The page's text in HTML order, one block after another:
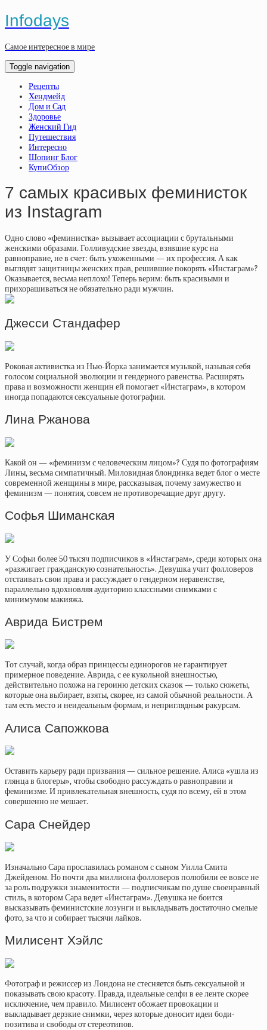
Infodays
Самое интересное в мире
Toggle navigation
Рецепты
Хендмейд
Дом и Сад
Здоровье
Женский Гид
Путешествия
Интересно
Шопинг Блог
КупиОбзор
7 самых красивых феминисток
из Instagram
Одно слово «феминистка» вызывает ассоциации с брутальными
женскими образами. Голливудские звезды, взявшие курс на
равноправие, не в счет: быть ухоженными — их профессия. А как
выглядят защитницы женских прав, решившие покорять «Инстаграм»?
Оказывается, весьма неплохо! Теперь верим: быть красивыми и
прихорашиваться не обязательно ради мужчин.
Джесси Стандафер
Роковая активистка из Нью-Йорка занимается музыкой, называя себя
голосом социальной эволюции и гендерного равенства. Расширять
права и возможности женщин ей помогает «Инстаграм», в котором
иногда попадаются сексуальные фотографии.
Лина Ржанова
Какой он — «феминизм с человеческим лицом»? Судя по фотографиям
Лины, весьма симпатичный. Миловидная блондинка ведет блог о месте
современной женщины в мире, рассказывая, почему замужество и
феминизм — понятия, совсем не противоречащие друг другу.
Софья Шиманская
У Софьи более 50 тысяч подписчиков в «Инстаграм», среди которых она
«разжигает гражданскую сознательность». Девушка учит фолловеров
отстаивать свои права и рассуждает о гендерном неравенстве,
параллельно вдохновляя аудиторию классными снимками с
минимумом макияжа.
Аврида Бистрем
Тот случай, когда образ принцессы единорогов не гарантирует
примерное поведение. Аврида, с ее кукольной внешностью,
действительно похожа на героиню детских сказок — только сюжеты,
которые она выбирает, взяты, скорее, из самой обычной реальности. А
там есть место и неидеальным формам, и неприглядным ракурсам.
Алиса Сапожкова
Оставить карьеру ради призвания — сильное решение. Алиса «ушла из
глянца в блогеры», чтобы свободно рассуждать о равноправии и
феминизме. И привлекательная внешность, судя по всему, ей в этом
совершенно не мешает.
Сара Снейдер
Изначально Сара прославилась романом с сыном Уилла Смита
Джейденом. Но почти два миллиона фолловеров полюбили ее вовсе не
за роль подружки знаменитости — подписчикам по душе своенравный
стиль, в котором Сара ведет «Инстаграм». Девушка не боится
высказывать феминистские лозунги и выкладывать достаточно смелые
фото, за что и собирает тысячи лайков.
Милисент Хэйлс
Фотограф и режиссер из Лондона не стесняется быть сексуальной и
показывать свою красоту. Правда, идеальные селфи в ее ленте скорее
исключение, чем правило. Милисент обожает провокации и
выкладывает дерзкие снимки, через которые доносит идеи боди-
позитива и свободы от стереотипов.